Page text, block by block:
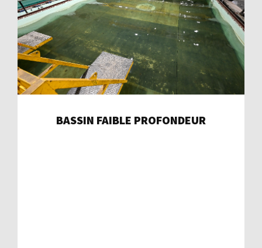
BASSIN FAIBLE PROFONDEUR